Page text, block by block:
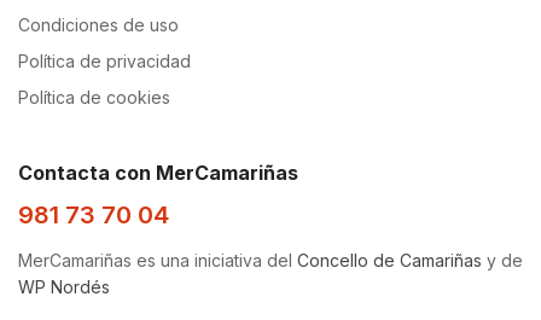
Condiciones de uso
Política de privacidad
Política de cookies
Contacta con MerCamariñas
981 73 70 04
MerCamariñas es una iniciativa del Concello de Camariñas y de
WP Nordés